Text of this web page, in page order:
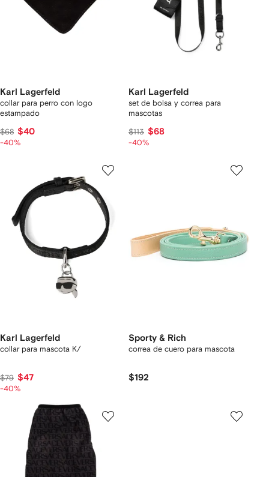
Karl Lagerfeld
collar para perro con logo
estampado
$68 $40
-40%
Karl Lagerfeld
set de bolsa y correa para
mascotas
$113 $68
-40%
Karl Lagerfeld
collar para mascota K/
$79 $47
-40%
Sporty & Rich
correa de cuero para mascota
$192